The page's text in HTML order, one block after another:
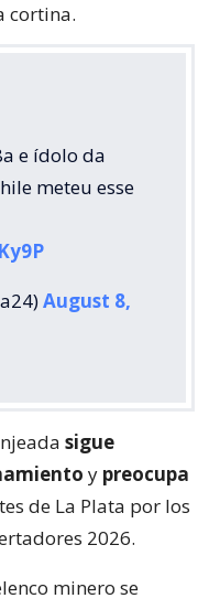
cortina.
e ídolo da
meteu esse
August 8,
sigue
y preocupa
de La Plata por los
2026.
minero se